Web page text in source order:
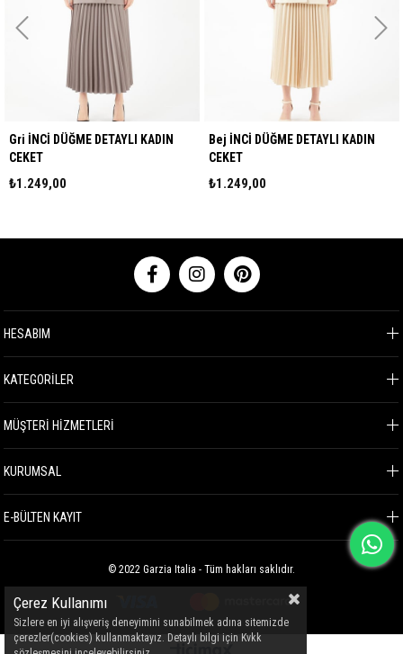
Gri İNCİ DÜĞME DETAYLI KADIN
CEKET
₺1.249,00
Bej İNCİ DÜĞME DETAYLI KADIN
CEKET
₺1.249,00
HESABIM
KATEGORİLER
MÜŞTERİ HİZMETLERİ
KURUMSAL
E-BÜLTEN KAYIT
© 2022 Garzia Italia - Tüm hakları saklıdır.
Çerez Kullanımı
Sizlere en iyi alışveriş deneyimini sunabilmek adına sitemizde
çerezler(cookies) kullanmaktayız. Detaylı bilgi için Kvkk